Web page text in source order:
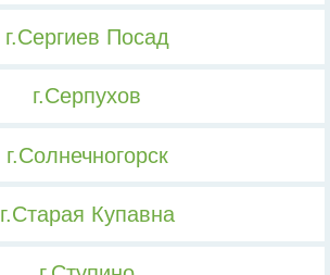
г.Сергиев Посад
г.Серпухов
г.Солнечногорск
г.Старая Купавна